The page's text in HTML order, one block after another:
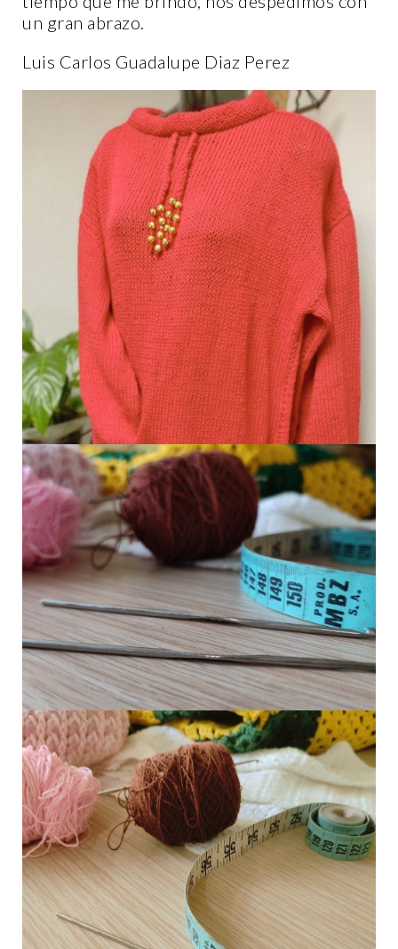
un gran abrazo.
Luis Carlos Guadalupe Diaz Perez